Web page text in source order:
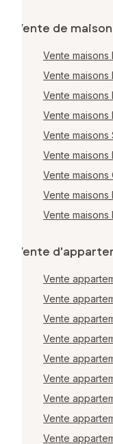
Vente de
Vente maisons
Vente maisons
Vente maisons
Vente maisons
Vente maisons
Vente maisons
Vente maisons
Vente
Vente maisons
Vente
Vente
Vente
Vente
Vente
Vente
Vente
Vente
Vente
Vente